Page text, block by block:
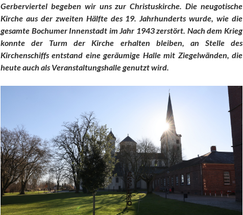
Gerberviertel begeben wir uns zur Christuskirche. Die neugotische
Kirche aus der zweiten Hälfte des 19. Jahrhunderts wurde, wie die
gesamte Bochumer Innenstadt im Jahr 1943 zerstört. Nach dem Krieg
konnte der Turm der Kirche erhalten bleiben, an Stelle des
Kirchenschiffs entstand eine geräumige Halle mit Ziegelwänden, die
heute auch als Veranstaltungshalle genutzt wird.